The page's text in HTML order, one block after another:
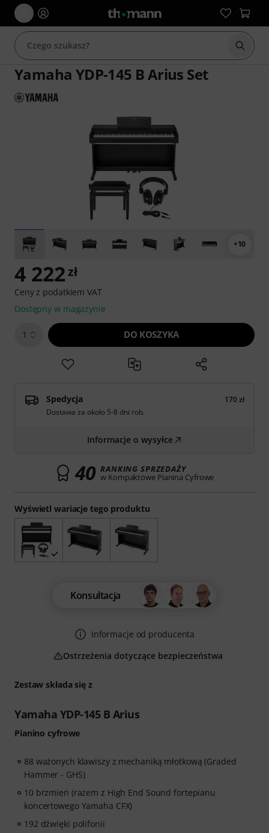
Yamaha YDP-145 B Arius Set
+10
Zestaw składa się z
Yamaha YDP-145 B Arius
Pianino cyfrowe
88 ważonych klawiszy z mechaniką młotkową (Graded
Hammer - GHS)
10 brzmień (razem z High End Sound fortepianu
koncertowego Yamaha CFX)
192 dźwięki polifonii
Wyświetl wariacje tego produktu
4 222zł
Ceny z podatkiem VAT
Dostępny w magazynie
1 DO KOSZYKA
Spedycja
170 zł
Dostawa za około 5-8 dni rob.
Informacje o wysyłce
40 RANKING SPRZEDAŻY
w Kompaktowe Pianina Cyfrowe
Konsultacja
Informacje od producenta
Ostrzeżenia dotyczące bezpieczeństwa